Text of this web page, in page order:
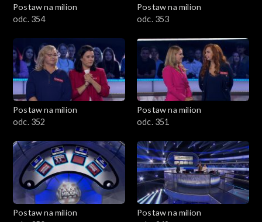
Postaw na milion
odc. 354
Postaw na milion
odc. 353
Postaw na milion
odc. 352
Postaw na milion
odc. 351
Postaw na milion
Postaw na milion